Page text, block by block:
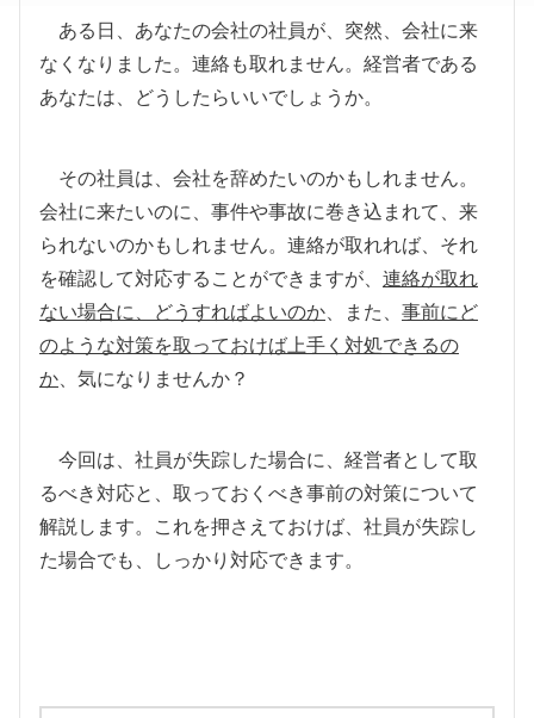
ある日、あなたの会社の社員が、突然、会社に来
なくなりました。連絡も取れません。経営者である
あなたは、どうしたらいいでしょうか。
その社員は、会社を辞めたいのかもしれません。
会社に来たいのに、事件や事故に巻き込まれて、来
られないのかもしれません。連絡が取れれば、それ
を確認して対応することができますが、 連絡が取れ
ない場合に、どうすればよいのか 、また、 事前にど
のような対策を取っておけば上手く対処できるの
か 、気になりませんか？
今回は、社員が失踪した場合に、経営者として取
るべき対応と、取っておくべき事前の対策について
解説します。これを押さえておけば、社員が失踪し
た場合でも、しっかり対応できます。